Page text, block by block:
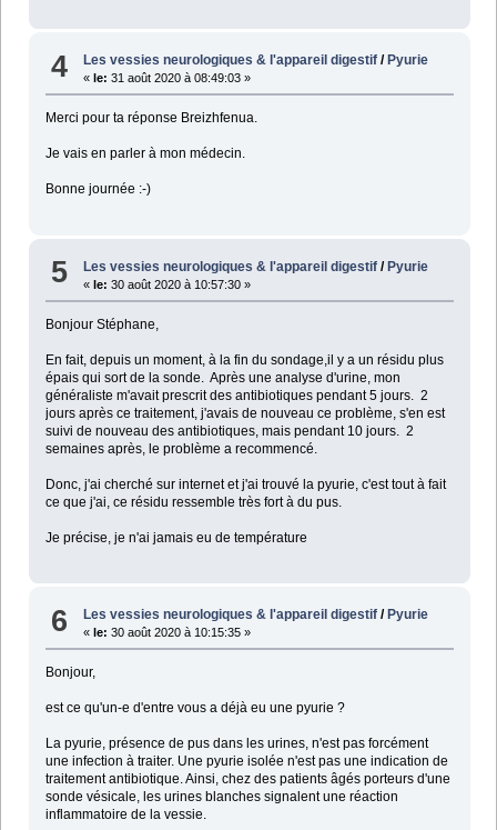
4 Les vessies neurologiques & l'appareil digestif / Pyurie
« le: 31 août 2020 à 08:49:03 »
Merci pour ta réponse Breizhfenua.
Je vais en parler à mon médecin.
Bonne journée :-)
5 Les vessies neurologiques & l'appareil digestif /Pyurie
«le: 30 août 2020 à 10:57:30 »
Bonjour Stéphane,
En fait, depuis un moment, à la fin du sondage,il y a un résidu plus
épais qui sort de la sonde. Après une analyse d'urine, mon
généraliste m'avait prescrit des antibiotiques pendant 5 jours. 2
jours après ce traitement, j'avais de nouveau ce problème, s'en est
suivi de nouveau des antibiotiques, mais pendant 10 jours. 2
semaines après, le problème a recommencé.
Donc, j'ai cherché sur internet et j'ai trouvé la pyurie, c'est tout à fait
ce que j'ai, ce résidu ressemble très fort à du pus.
Je précise, je n'ai jamais eu de température
6 Les vessies neurologiques & l'appareil digestif / Pyurie
« le: 30 août 2020 à 10:15:35 »
Bonjour,
est ce qu'un-e d'entre vous a déjà eu une pyurie ?
La pyurie, présence de pus dans les urines, n'est pas forcément
une infection à traiter. Une pyurie isolée n'est pas une indication de
traitement antibiotique. Ainsi, chez des patients âgés porteurs d'une
sonde vésicale, les urines blanches signalent une réaction
inflammatoire de la vessie.